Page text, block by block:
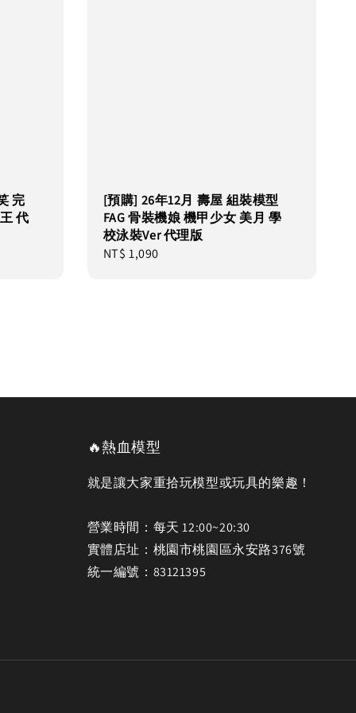
完
代
[預購] 26年12月 壽屋 組裝模型
FAG 骨裝機娘 機甲少女 美月 學
校泳裝Ver 代理版
Regular
NT$ 1,090
🔥熱血模型
就是讓大家重拾玩模型或玩具的樂趣！
營業時間：每天 12:00~20:30
實體店址：桃園市桃園區永安路376號
統一編號：83121395